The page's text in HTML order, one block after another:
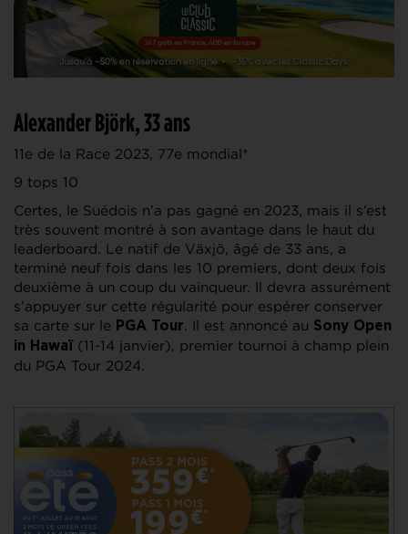
Alexander Björk, 33 ans
11e de la Race 2023, 77e mondial*
9 tops 10
Certes, le Suédois n’a pas gagné en 2023, mais il s’est
très souvent montré à son avantage dans le haut du
leaderboard. Le natif de Växjö, âgé de 33 ans, a
terminé neuf fois dans les 10 premiers, dont deux fois
deuxième à un coup du vainqueur. Il devra assurément
s’appuyer sur cette régularité pour espérer conserver
sa carte sur le PGA Tour. Il est annoncé au Sony Open
in Hawaï (11-14 janvier), premier tournoi à champ plein
du PGA Tour 2024.